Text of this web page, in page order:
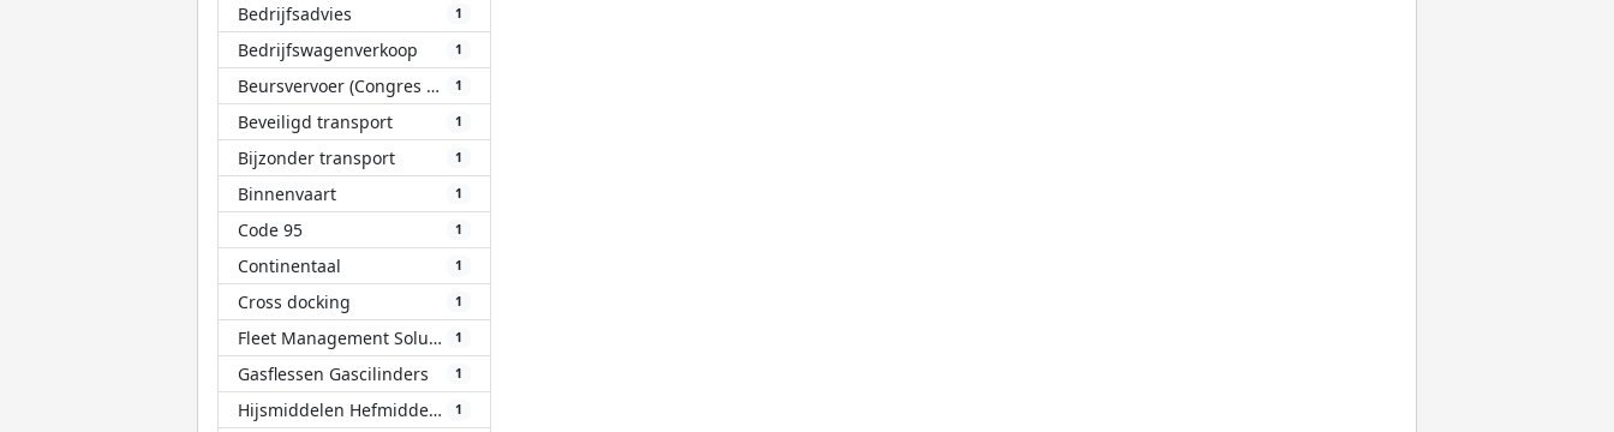
Bedrijfsadvies 1
Bedrijfswagenverkoop 1
Beursvervoer (Congres Evenement) 1
Beveiligd transport 1
Bijzonder transport 1
Binnenvaart 1
Code 95 1
Continentaal 1
Cross docking 1
Fleet Management Solutions (FMS) 1
Gasflessen Gascilinders 1
Hijsmiddelen Hefmiddelen 1